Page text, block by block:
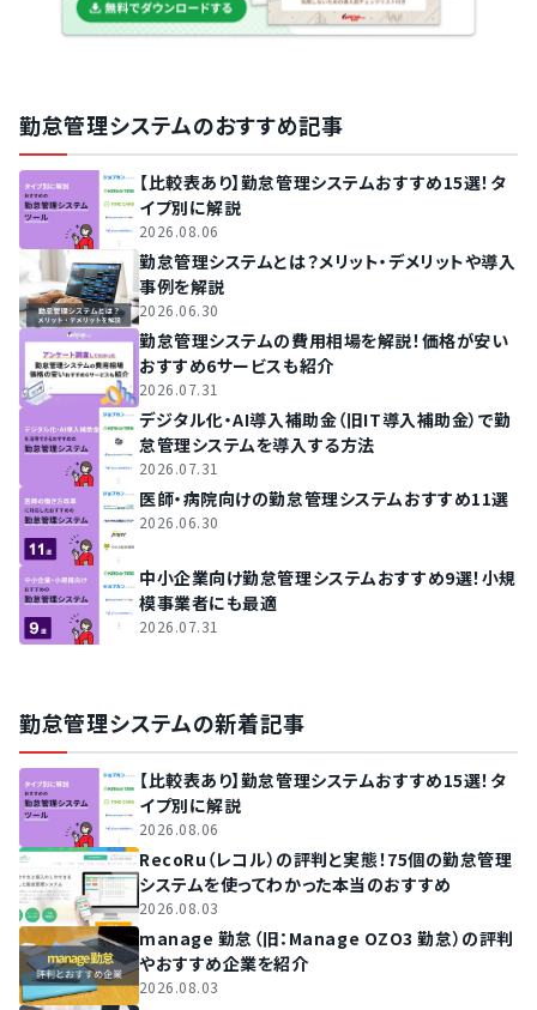
勤怠管理システムのおすすめ記事
【比較表あり】勤怠管理システムおすすめ15選！タ
イプ別に解説
2026.08.06
勤怠管理システムとは？メリット・デメリットや導入
事例を解説
2026.06.30
勤怠管理システムの費用相場を解説！価格が安い
おすすめ6サービスも紹介
2026.07.31
デジタル化・AI導入補助金（旧IT導入補助金）で勤
怠管理システムを導入する方法
2026.07.31
医師・病院向けの勤怠管理システムおすすめ11選
2026.06.30
中小企業向け勤怠管理システムおすすめ9選！小規
模事業者にも最適
2026.07.31
勤怠管理システムの新着記事
【比較表あり】勤怠管理システムおすすめ15選！タ
イプ別に解説
2026.08.06
RecoRu（レコル）の評判と実態！75個の勤怠管理
システムを使ってわかった本当のおすすめ
2026.08.03
manage 勤怠（旧：Manage OZO3 勤怠）の評判
やおすすめ企業を紹介
2026.08.03